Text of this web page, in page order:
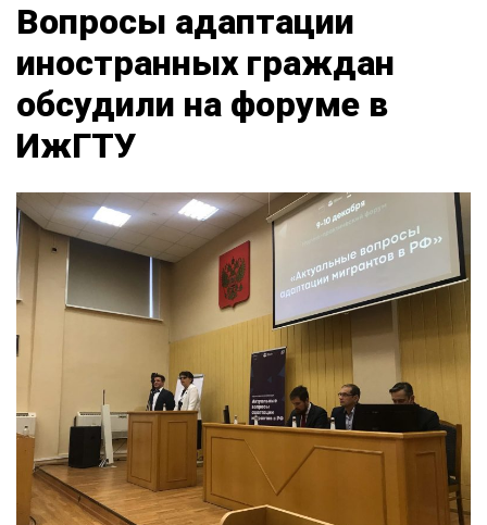
Вопросы адаптации
иностранных граждан
обсудили на форуме в
ИжГТУ